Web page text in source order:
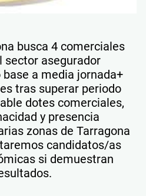
busca 4 comerciales
sector asegurador
a media jornada+
tras superar periodo
dotes comerciales,
y presencia
zonas de Tarragona
candidatos/as
si demuestran